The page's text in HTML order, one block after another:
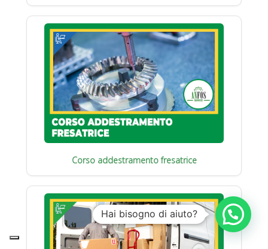
Corso addestramento fresatrice
Hai bisogno di aiuto?